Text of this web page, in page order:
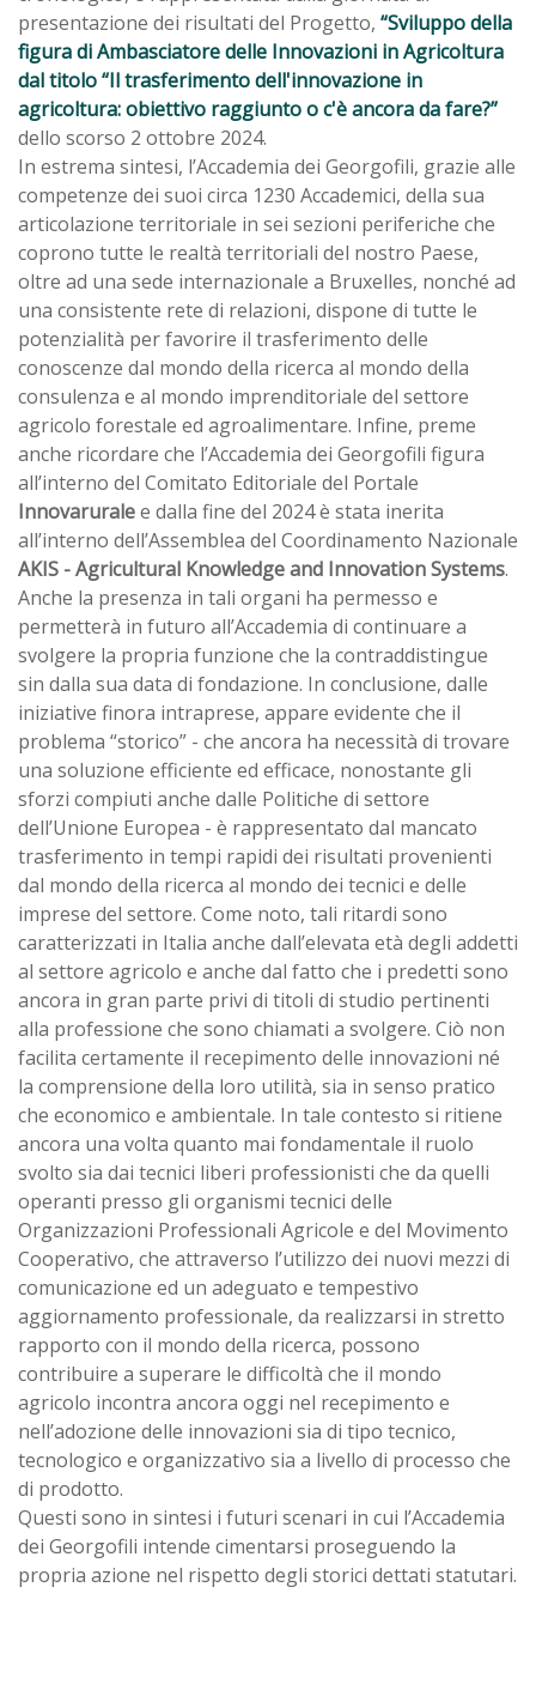
presentazione dei risultati del Progetto, “Sviluppo della
figura di Ambasciatore delle Innovazioni in Agricoltura
dal titolo “Il trasferimento dell'innovazione in
agricoltura: obiettivo raggiunto o c'è ancora da fare?”
dello scorso 2 ottobre 2024.
In estrema sintesi, l’Accademia dei Georgofili, grazie alle
competenze dei suoi circa 1230 Accademici, della sua
articolazione territoriale in sei sezioni periferiche che
coprono tutte le realtà territoriali del nostro Paese,
oltre ad una sede internazionale a Bruxelles, nonché ad
una consistente rete di relazioni, dispone di tutte le
potenzialità per favorire il trasferimento delle
conoscenze dal mondo della ricerca al mondo della
consulenza e al mondo imprenditoriale del settore
agricolo forestale ed agroalimentare. Infine, preme
anche ricordare che l’Accademia dei Georgofili figura
all’interno del Comitato Editoriale del Portale
Innovaruralee dalla fine del 2024 è stata inerita
all’interno dell’Assemblea del Coordinamento Nazionale
AKIS - Agricultural Knowledge and Innovation Systems.
Anche la presenza in tali organi ha permesso e
permetterà in futuro all’Accademia di continuare a
svolgere la propria funzione che la contraddistingue
sin dalla sua data di fondazione. In conclusione, dalle
iniziative finora intraprese, appare evidente che il
problema “storico” - che ancora ha necessità di trovare
una soluzione efficiente ed efficace, nonostante gli
sforzi compiuti anche dalle Politiche di settore
dell’Unione Europea - è rappresentato dal mancato
trasferimento in tempi rapidi dei risultati provenienti
dal mondo della ricerca al mondo dei tecnici e delle
imprese del settore. Come noto, tali ritardi sono
caratterizzati in Italia anche dall’elevata età degli addetti
al settore agricolo e anche dal fatto che i predetti sono
ancora in gran parte privi di titoli di studio pertinenti
alla professione che sono chiamati a svolgere. Ciò non
facilita certamente il recepimento delle innovazioni né
la comprensione della loro utilità, sia in senso pratico
che economico e ambientale. In tale contesto si ritiene
ancora una volta quanto mai fondamentale il ruolo
svolto sia dai tecnici liberi professionisti che da quelli
operanti presso gli organismi tecnici delle
Organizzazioni Professionali Agricole e del Movimento
Cooperativo, che attraverso l’utilizzo dei nuovi mezzi di
comunicazione ed un adeguato e tempestivo
aggiornamento professionale, da realizzarsi in stretto
rapporto con il mondo della ricerca, possono
contribuire a superare le difficoltà che il mondo
agricolo incontra ancora oggi nel recepimento e
nell’adozione delle innovazioni sia di tipo tecnico,
tecnologico e organizzativo sia a livello di processo che
di prodotto.
Questi sono in sintesi i futuri scenari in cui l’Accademia
dei Georgofili intende cimentarsi proseguendo la
propria azione nel rispetto degli storici dettati statutari.